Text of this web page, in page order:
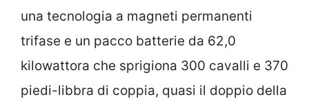
una tecnologia a magneti permanenti
trifase e un pacco batterie da 62,0
kilowattora che sprigiona 300 cavalli e 370
piedi-libbra di coppia, quasi il doppio della